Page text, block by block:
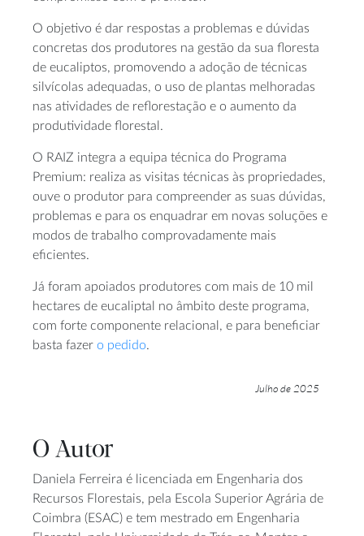
O objetivo é dar respostas a problemas e dúvidas
concretas dos produtores na gestão da sua floresta
de eucaliptos, promovendo a adoção de técnicas
silvícolas adequadas, o uso de plantas melhoradas
nas atividades de reflorestação e o aumento da
produtividade florestal.
O RAIZ integra a equipa técnica do Programa
Premium: realiza as visitas técnicas às propriedades,
ouve o produtor para compreender as suas dúvidas,
problemas e para os enquadrar em novas soluções e
modos de trabalho comprovadamente mais
eficientes.
Já foram apoiados produtores com mais de 10 mil
hectares de eucaliptal no âmbito deste programa,
com forte componente relacional, e para beneficiar
basta fazer o pedido.
Julho de 2025
O Autor
Daniela Ferreira é licenciada em Engenharia dos
Recursos Florestais, pela Escola Superior Agrária de
Coimbra (ESAC) e tem mestrado em Engenharia